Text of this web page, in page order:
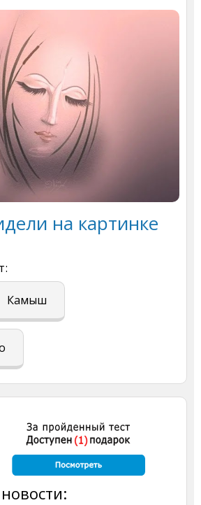
на картинке
Камыш